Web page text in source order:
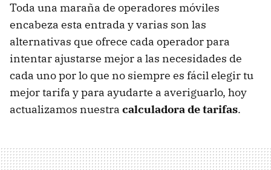
Toda una maraña de operadores móviles
encabeza esta entrada y varias son las
alternativas que ofrece cada operador para
intentar ajustarse mejor a las necesidades de
cada uno por lo que no siempre es fácil elegir tu
mejor tarifa y para ayudarte a averiguarlo, hoy
actualizamos nuestra calculadora de tarifas.